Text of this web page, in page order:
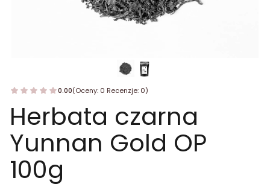
0.00(Oceny: 0 Recenzje: 0)
Herbata czarna
Yunnan Gold OP
100g